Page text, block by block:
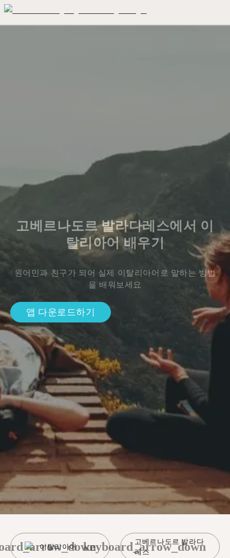
고베르나도르 발라다레스에서 이
탈리아어 배우기
원어민과 친구가 되어 실제 이탈리아어로 말하는 방법
을 배워보세요
앱 다운로드하기
이탈리아어
고베르나도르 발라다
레스
keyboard_arrow_down